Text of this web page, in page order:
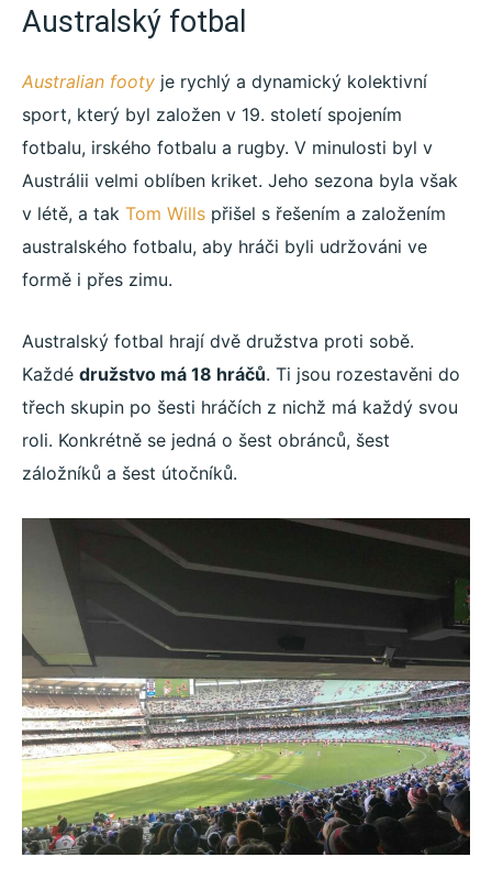
Australský fotbal
Australian footy je rychlý a dynamický kolektivní
sport, který byl založen v 19. století spojením
fotbalu, irského fotbalu a rugby. V minulosti byl v
Austrálii velmi oblíben kriket. Jeho sezona byla však
v létě, a tak Tom Wills přišel s řešením a založením
australského fotbalu, aby hráči byli udržováni ve
formě i přes zimu.
Australský fotbal hrají dvě družstva proti sobě.
Každé družstvo má 18 hráčů. Ti jsou rozestavěni do
třech skupin po šesti hráčích z nichž má každý svou
roli. Konkrétně se jedná o šest obránců, šest
záložníků a šest útočníků.